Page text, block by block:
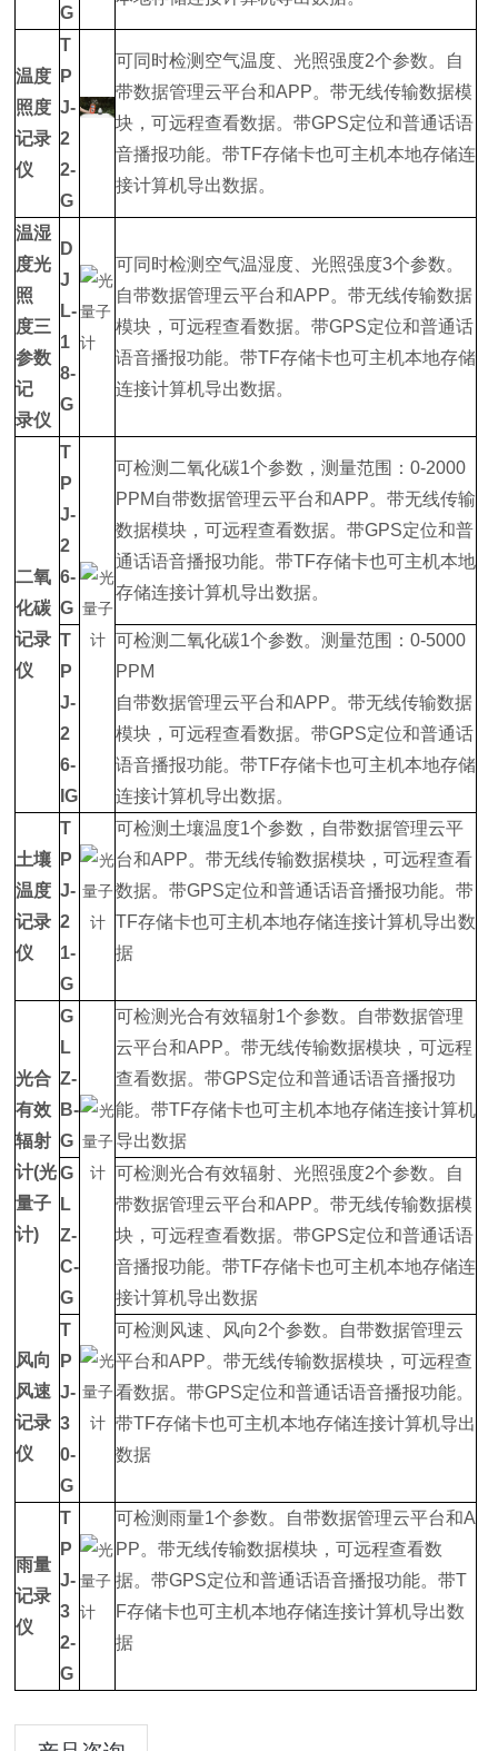
G
温度
照度
记录
仪
T
P
J-
2
2-
G
可同时检测空气温度、光照强度2个参数。自
带数据管理云平台和APP。带无线传输数据模
块，可远程查看数据。带GPS定位和普通话语
音播报功能。带TF存储卡也可主机本地存储连
接计算机导出数据。
温湿
度光
照
度三
参数
记
录仪
D
J
L-
1
8-
G
可同时检测空气温湿度、光照强度3个参数。
自带数据管理云平台和APP。带无线传输数据
模块，可远程查看数据。带GPS定位和普通话
语音播报功能。带TF存储卡也可主机本地存储
连接计算机导出数据。
二氧
化碳
记录
仪
T
P
J-
2
6-
G
可检测二氧化碳1个参数，测量范围：0-2000
PPM自带数据管理云平台和APP。带无线传输
数据模块，可远程查看数据。带GPS定位和普
通话语音播报功能。带TF存储卡也可主机本地
存储连接计算机导出数据。
T
P
J-
2
6-
IG
可检测二氧化碳1个参数。测量范围：0-5000
PPM
自带数据管理云平台和APP。带无线传输数据
模块，可远程查看数据。带GPS定位和普通话
语音播报功能。带TF存储卡也可主机本地存储
连接计算机导出数据。
土壤
温度
记录
仪
T
P
J-
2
1-
G
可检测土壤温度1个参数，自带数据管理云平
台和APP。带无线传输数据模块，可远程查看
数据。带GPS定位和普通话语音播报功能。带
TF存储卡也可主机本地存储连接计算机导出数
据
光合
有效
辐射
计(光
量子
计)
G
L
Z-
B-
G
可检测光合有效辐射1个参数。自带数据管理
云平台和APP。带无线传输数据模块，可远程
查看数据。带GPS定位和普通话语音播报功
能。带TF存储卡也可主机本地存储连接计算机
导出数据
G
L
Z-
C-
G
可检测光合有效辐射、光照强度2个参数。自
带数据管理云平台和APP。带无线传输数据模
块，可远程查看数据。带GPS定位和普通话语
音播报功能。带TF存储卡也可主机本地存储连
接计算机导出数据
风向
风速
记录
仪
T
P
J-
3
0-
G
可检测风速、风向2个参数。自带数据管理云
平台和APP。带无线传输数据模块，可远程查
看数据。带GPS定位和普通话语音播报功能。
带TF存储卡也可主机本地存储连接计算机导出
数据
雨量
记录
仪
T
P
J-
3
2-
G
可检测雨量1个参数。自带数据管理云平台和A
PP。带无线传输数据模块，可远程查看数
据。带GPS定位和普通话语音播报功能。带T
F存储卡也可主机本地存储连接计算机导出数
据